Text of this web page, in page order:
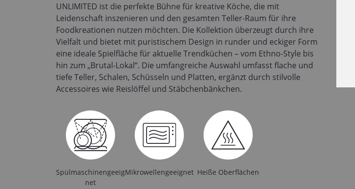
UNLIMITED ist die perfekte Bühne für kreative Köche, die mit
Leidenschaft inszenieren und den gesamten Teller-Raum für ihre
Foodkreationen nutzen möchten. Die Kollektion überzeugt durch ihre
Vielfalt und bietet mit puristischem Design in runder und eckiger Form
eine ideale Spielfläche für aktuelle Trendküchen – vom Ethno-Style bis
hin zum „Brutal-Lokal“. Die umfangreiche Auswahl umfasst flache und
tiefe Teller, Schalen, Schüsseln und Platten, ergänzt durch stilvolle
Accessoires wie Reislöffel und Stäbchenbänkchen.
Spülmaschinengeeig
net
Mikrowellengeeignet Heiße Oberflächen